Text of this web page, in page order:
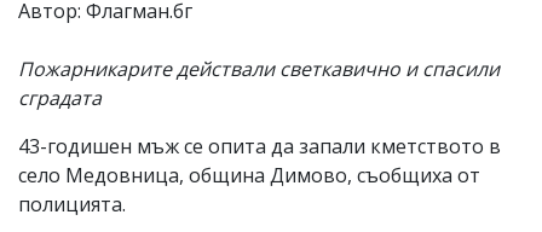
Коментарите
статиите
се
въвеждат
от
читателите
и
редакцията
Автор: Флагман.бг
Пожарникарите действали светкавично и спасили
сградата
43-годишен мъж се опита да запали кметството в
село Медовница, община Димово, съобщиха от
полицията.